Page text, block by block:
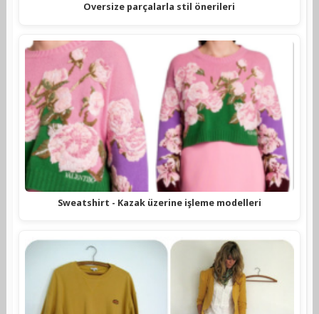
Oversize parçalarla stil önerileri
Sweatshirt - Kazak üzerine işleme modelleri